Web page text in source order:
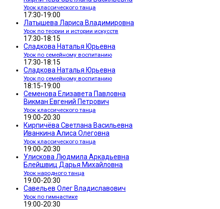
Урок классического танца
17:30-19:00
Латышева Лариса Владимировна
Урок по теории и истории искусств
17:30-18:15
Сладкова Наталья Юрьевна
Урок по семейному воспитанию
17:30-18:15
Сладкова Наталья Юрьевна
Урок по семейному воспитанию
18:15-19:00
Семенова Елизавета Павловна
Викман Евгений Петрович
Урок классического танца
19:00-20:30
Кирпичёва Светлана Васильевна
Иванкина Алиса Олеговна
Урок классического танца
19:00-20:30
Улискова Людмила Аркадьевна
Блейшвиц Дарья Михайловна
Урок народного танца
19:00-20:30
Савельев Олег Владиславович
Урок по гимнастике
19:00-20:30